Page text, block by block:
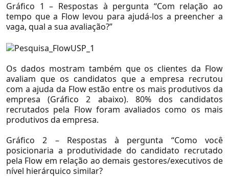
Private Equity e Venture Capital
Real Estate
Serviços Financeiros
Telecom, Mídia e Tecnologia
Utilidades
Conteúdo
Real Estate
Saúde
Serviços Financeiros
Telecom, Mídia e Tecnologia
Gráfico 1 – Respostas à pergunta “Com relação ao
tempo que a Flow levou para ajudá-los a preencher a
vaga, qual a sua avaliação?”
Os dados mostram também que os clientes da Flow
avaliam que os candidatos que a empresa recrutou
com a ajuda da Flow estão entre os mais produtivos da
empresa (Gráfico 2 abaixo). 80% dos candidatos
recrutados pela Flow foram avaliados como os mais
produtivos da empresa.
Gráfico 2 – Respostas à pergunta “Como você
posicionaria a produtividade do candidato recrutado
pela Flow em relação ao demais gestores/executivos de
nível hierárquico similar?